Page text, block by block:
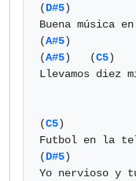
(D#5)
Buena música
(A#5)
(A#5)   (C5)
Llevamos diez
(C5)
Futbol en la
(D#5)
Yo nervioso y